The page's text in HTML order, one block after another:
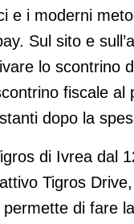
e i moderni
Sul sito e
lo scontrino
fiscale al
dopo la
di Ivrea dal
Tigros
di fare